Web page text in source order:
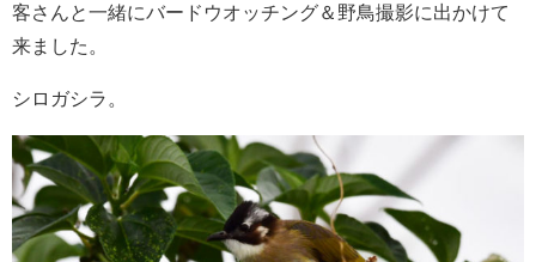
客さんと一緒にバードウオッチング＆野鳥撮影に出かけて
来ました。
シロガシラ。